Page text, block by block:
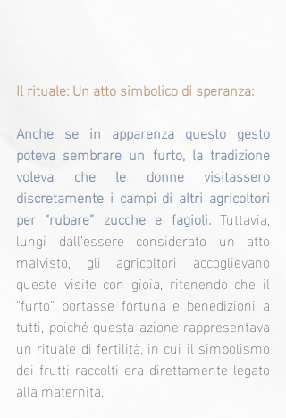
Il rituale: Un atto simbolico di speranza:
Anche se in apparenza questo gesto
poteva sembrare un furto, la tradizione
voleva che le donne visitassero
discretamente i campi di altri agricoltori
per “rubare” zucche e fagioli. Tuttavia,
lungi dall’essere considerato un atto
malvisto, gli agricoltori accoglievano
queste visite con gioia, ritenendo che il
"furto" portasse fortuna e benedizioni a
tutti, poiché questa azione rappresentava
un rituale di fertilità, in cui il simbolismo
dei frutti raccolti era direttamente legato
alla maternità.